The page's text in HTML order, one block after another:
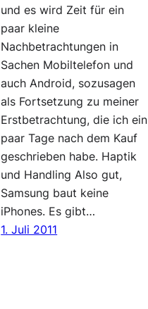
und es wird Zeit für ein
paar kleine
Nachbetrachtungen in
Sachen Mobiltelefon und
auch Android, sozusagen
als Fortsetzung zu meiner
Erstbetrachtung, die ich ein
paar Tage nach dem Kauf
geschrieben habe. Haptik
und Handling Also gut,
Samsung baut keine
iPhones. Es gibt…
1. Juli 2011